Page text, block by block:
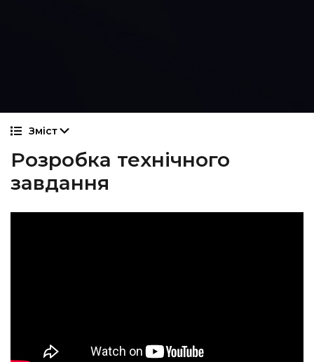
Зміст
Розробка технічного
завдання